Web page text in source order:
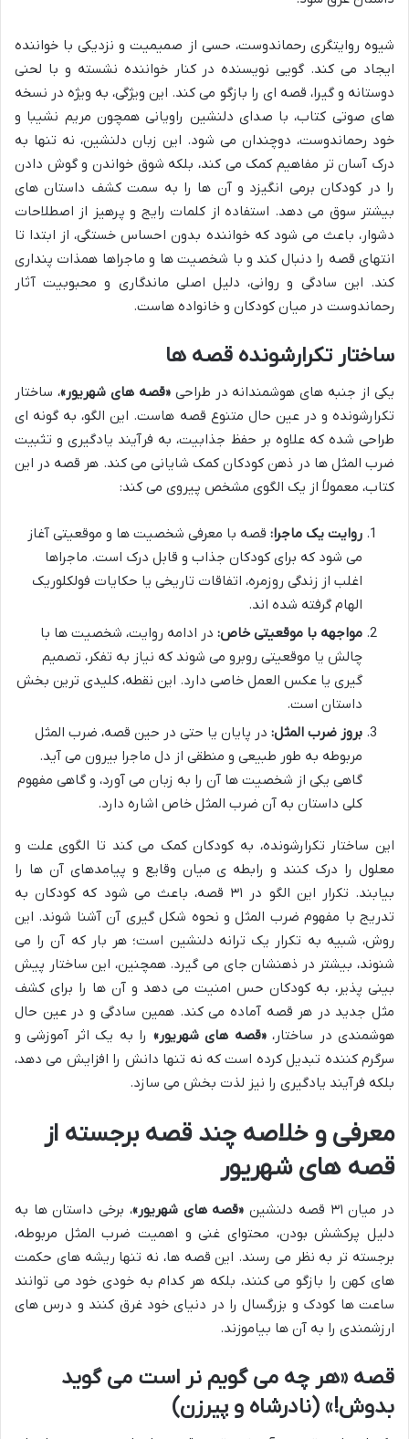
شیوه روایتگری رحماندوست، حسی از صمیمیت و نزدیکی با خواننده
ایجاد می کند. گویی نویسنده در کنار خواننده نشسته و با لحنی
دوستانه و گیرا، قصه ای را بازگو می کند. این ویژگی، به ویژه در نسخه
های صوتی کتاب، با صدای دلنشین راویانی همچون مریم نشیبا و
خود رحماندوست، دوچندان می شود. این زبان دلنشین، نه تنها به
درک آسان تر مفاهیم کمک می کند، بلکه شوق خواندن و گوش دادن
را در کودکان برمی انگیزد و آن ها را به سمت کشف داستان های
بیشتر سوق می دهد. استفاده از کلمات رایج و پرهیز از اصطلاحات
دشوار، باعث می شود که خواننده بدون احساس خستگی، از ابتدا تا
انتهای قصه را دنبال کند و با شخصیت ها و ماجراها همذات پنداری
کند. این سادگی و روانی، دلیل اصلی ماندگاری و محبوبیت آثار
رحماندوست در میان کودکان و خانواده هاست.
ساختار تکرارشونده قصه ها
یکی از جنبه های هوشمندانه در طراحی«قصه های شهریور»، ساختار
تکرارشونده و در عین حال متنوع قصه هاست. این الگو، به گونه ای
طراحی شده که علاوه بر حفظ جذابیت، به فرآیند یادگیری و تثبیت
ضرب المثل ها در ذهن کودکان کمک شایانی می کند. هر قصه در این
کتاب، معمولاً از یک الگوی مشخص پیروی می کند:
روایت یک ماجرا: قصه با معرفی شخصیت ها و موقعیتی آغاز
می شود که برای کودکان جذاب و قابل درک است. ماجراها
اغلب از زندگی روزمره، اتفاقات تاریخی یا حکایات فولکلوریک
الهام گرفته شده اند.
مواجهه با موقعیتی خاص: در ادامه روایت، شخصیت ها با
چالش یا موقعیتی روبرو می شوند که نیاز به تفکر، تصمیم
گیری یا عکس العمل خاصی دارد. این نقطه، کلیدی ترین بخش
داستان است.
بروز ضرب المثل: در پایان یا حتی در حین قصه، ضرب المثل
مربوطه به طور طبیعی و منطقی از دل ماجرا بیرون می آید.
گاهی یکی از شخصیت ها آن را به زبان می آورد، و گاهی مفهوم
کلی داستان به آن ضرب المثل خاص اشاره دارد.
این ساختار تکرارشونده، به کودکان کمک می کند تا الگوی علت و
معلول را درک کنند و رابطه ی میان وقایع و پیامدهای آن ها را
بیابند. تکرار این الگو در ۳۱ قصه، باعث می شود که کودکان به
تدریج با مفهوم ضرب المثل و نحوه شکل گیری آن آشنا شوند. این
روش، شبیه به تکرار یک ترانه دلنشین است؛ هر بار که آن را می
شنوند، بیشتر در ذهنشان جای می گیرد. همچنین، این ساختار پیش
بینی پذیر، به کودکان حس امنیت می دهد و آن ها را برای کشف
مثل جدید در هر قصه آماده می کند. همین سادگی و در عین حال
هوشمندی در ساختار،«قصه های شهریور» را به یک اثر آموزشی و
سرگرم کننده تبدیل کرده است که نه تنها دانش را افزایش می دهد،
بلکه فرآیند یادگیری را نیز لذت بخش می سازد.
معرفی و خلاصه چند قصه برجسته از
قصه های شهریور
در میان ۳۱ قصه دلنشین «قصه های شهریور»، برخی داستان ها به
دلیل پرکشش بودن، محتوای غنی و اهمیت ضرب المثل مربوطه،
برجسته تر به نظر می رسند. این قصه ها، نه تنها ریشه های حکمت
های کهن را بازگو می کنند، بلکه هر کدام به خودی خود می توانند
ساعت ها کودک و بزرگسال را در دنیای خود غرق کنند و درس های
ارزشمندی را به آن ها بیاموزند.
قصه «هر چه می گویم نر است می گوید
بدوش!» (نادرشاه و پیرزن)